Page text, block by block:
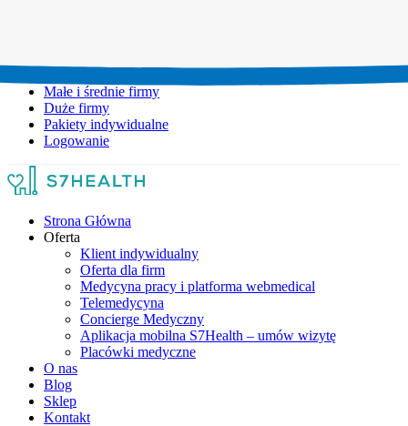
Małe i średnie firmy
Duże firmy
Pakiety indywidualne
Logowanie
Strona Główna
Oferta
Klient indywidualny
Oferta dla firm
Medycyna pracy i platforma webmedical
Telemedycyna
Concierge Medyczny
Aplikacja mobilna S7Health – umów wizytę
Placówki medyczne
O nas
Blog
Sklep
Kontakt